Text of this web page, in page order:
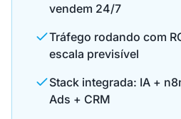
vendem 24/7
Tráfego rodando com
escala previsível
Stack integrada: IA +
Ads + CRM